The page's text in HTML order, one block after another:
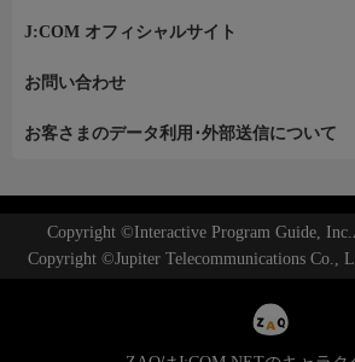
J:COM オフィシャルサイト
お問い合わせ
お客さまのデータ利用･外部送信について
Copyright ©Interactive Program Guide,
Copyright ©Jupiter Telecommunications Co.,